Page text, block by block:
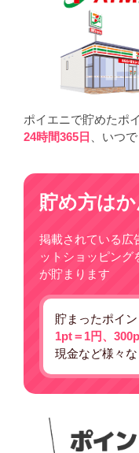
ポイエニで貯めたポ
24時間365日
、いつ
貯め方は
掲載されている広
ットショッピング
が貯まります
貯まったポイ
1pt＝1円、
現金など様々